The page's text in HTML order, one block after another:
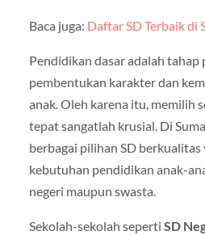
Baca juga: Daftar SD Terbaik di
Pendidikan dasar adalah tahap
pembentukan karakter dan
anak. Oleh karena itu, memilih
tepat sangatlah krusial. Di
berbagai pilihan SD
kebutuhan pendidikan anak-
negeri maupun swasta.
Sekolah-sekolah seperti SD